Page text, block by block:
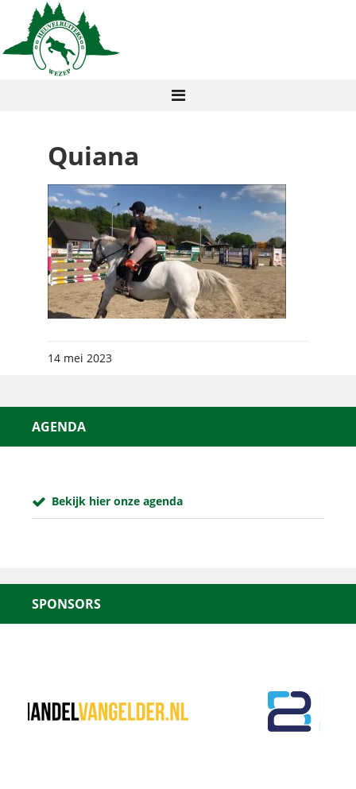
Quiana
14 mei 2023
AGENDA
Bekijk hier onze agenda
SPONSORS